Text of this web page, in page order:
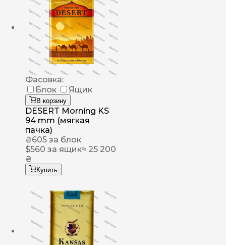
Фасовка:
Блок
Ящик
В корзину
DESERT Morning KS
94 mm (мягкая
пачка)
₴605 за блок
$560 за ящик≈ 25 200
₴
Купить